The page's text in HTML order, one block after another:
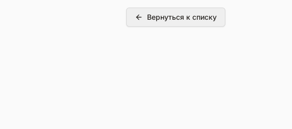
Вернуться к списку